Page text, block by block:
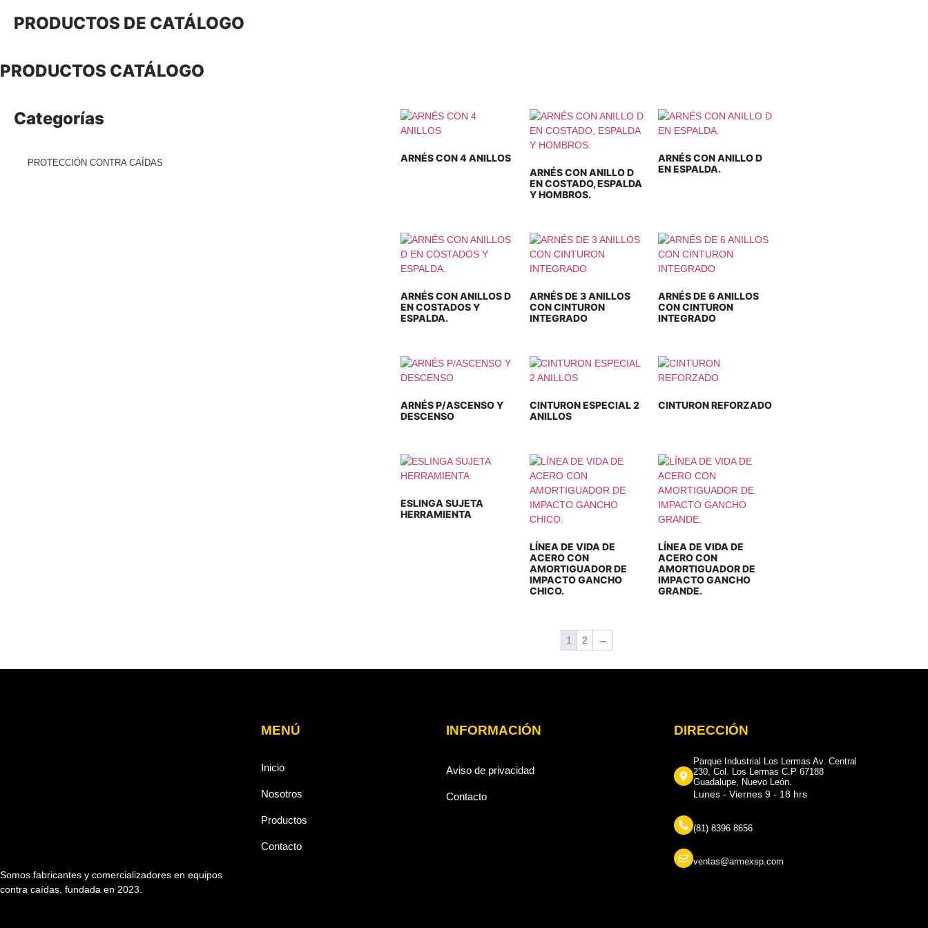
PRODUCTOS DE CATÁLOGO
PRODUCTOS CATÁLOGO
Categorías
PROTECCIÓN CONTRA CAÍDAS
ARNÉS CON 4 ANILLOS
ARNÉS CON ANILLO D
EN COSTADO, ESPALDA
Y HOMBROS.
ARNÉS CON ANILLO D
EN ESPALDA.
ARNÉS CON ANILLOS D
EN COSTADOS Y
ESPALDA.
ARNÉS DE 3 ANILLOS
CON CINTURON
INTEGRADO
ARNÉS DE 6 ANILLOS
CON CINTURON
INTEGRADO
ARNÉS P/ASCENSO Y
DESCENSO
CINTURON ESPECIAL 2
ANILLOS
CINTURON REFORZADO
ESLINGA SUJETA
HERRAMIENTA
LÍNEA DE VIDA DE
ACERO CON
AMORTIGUADOR DE
IMPACTO GANCHO
CHICO.
LÍNEA DE VIDA DE
ACERO CON
AMORTIGUADOR DE
IMPACTO GANCHO
GRANDE.
1 2 →
MENÚ
Inicio
Nosotros
Productos
Contacto
INFORMACIÓN
Aviso de privacidad
Contacto
DIRECCIÓN
Parque Industrial Los Lermas Av. Central
230, Col. Los Lermas C.P 67188
Guadalupe, Nuevo León.
Lunes - Viernes 9 - 18 hrs
(81) 8396 8656
ventas@armexsp.com
Somos fabricantes y comercializadores en equipos
contra caídas, fundada en 2023.